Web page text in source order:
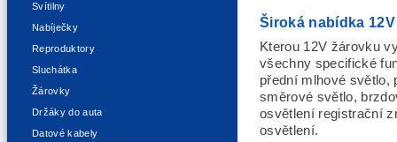
Svítilny
Nabíječky
Reproduktory
Sluchátka
Žárovky
Držáky do auta
Datové kabely
Široká nabídka
Kterou 12V žárovku
všechny specifické
přední mlhové světlo,
směrové světlo,
osvětlení registrační
osvětlení.